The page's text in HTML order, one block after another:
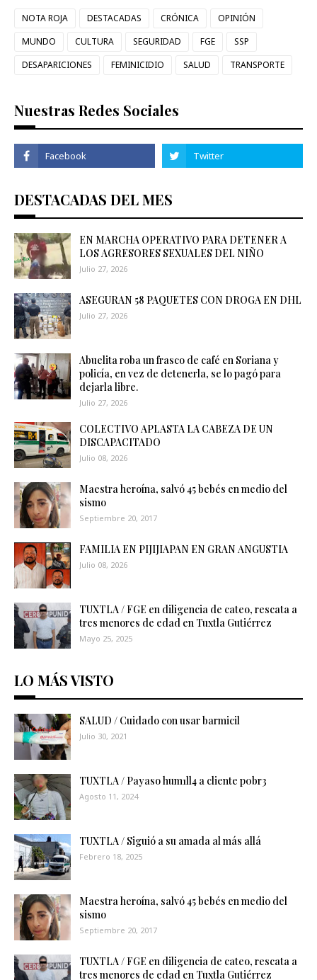
NOTA ROJA DESTACADAS CRÓNICA
OPINIÓN
MUNDO
CULTURA SEGURIDAD FGE
SSP
DESAPARICIONES
FEMINICIDIO SALUD TRANSPORTE
Nuestras Redes Sociales
DESTACADAS DEL MES
EN MARCHA OPERATIVO PARA DETENER A
LOS AGRESORES SEXUALES DEL NIÑO
Julio 27, 2026
ASEGURAN 58 PAQUETES CON DROGA EN DHL
Julio 27, 2026
Abuelita roba un frasco de café en Soriana y
policía, en vez de detenerla, se lo pagó para
dejarla libre.
Julio 27, 2026
COLECTIVO APLASTA LA CABEZA DE UN
DISCAPACITADO
Julio 08, 2026
Maestra heroína, salvó 45 bebés en medio del
sismo
Septiembre 20, 2017
FAMILIA EN PIJIJIAPAN EN GRAN ANGUSTIA
Julio 08, 2026
TUXTLA / FGE en diligencia de cateo, rescata a
tres menores de edad en Tuxtla Gutiérrez
Mayo 25, 2025
LO MÁS VISTO
SALUD / Cuidado con usar barmicil
Julio 30, 2021
TUXTLA / Payaso hum1ll4 a cliente p0br3
Agosto 11, 2024
TUXTLA / Siguió a su amada al más allá
Febrero 18, 2025
Maestra heroína, salvó 45 bebés en medio del
sismo
Septiembre 20, 2017
TUXTLA / FGE en diligencia de cateo, rescata a
tres menores de edad en Tuxtla Gutiérrez